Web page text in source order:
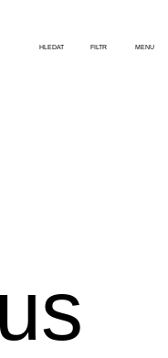
HLEDAT FILTR MENU